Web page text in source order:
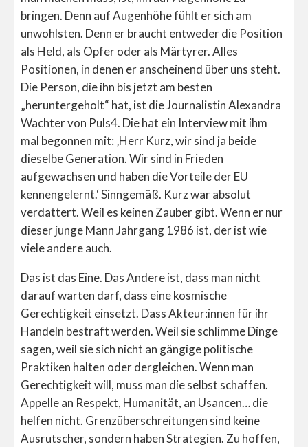
bringen. Denn auf Augenhöhe fühlt er sich am
unwohlsten. Denn er braucht entweder die Position
als Held, als Opfer oder als Märtyrer. Alles
Positionen, in denen er anscheinend über uns steht.
Die Person, die ihn bis jetzt am besten
„heruntergeholt“ hat, ist die Journalistin Alexandra
Wachter von Puls4. Die hat ein Interview mit ihm
mal begonnen mit: ‚Herr Kurz, wir sind ja beide
dieselbe Generation. Wir sind in Frieden
aufgewachsen und haben die Vorteile der EU
kennengelernt.‘ Sinngemäß. Kurz war absolut
verdattert. Weil es keinen Zauber gibt. Wenn er nur
dieser junge Mann Jahrgang 1986 ist, der ist wie
viele andere auch.
Das ist das Eine. Das Andere ist, dass man nicht
darauf warten darf, dass eine kosmische
Gerechtigkeit einsetzt. Dass Akteur:innen für ihr
Handeln bestraft werden. Weil sie schlimme Dinge
sagen, weil sie sich nicht an gängige politische
Praktiken halten oder dergleichen. Wenn man
Gerechtigkeit will, muss man die selbst schaffen.
Appelle an Respekt, Humanität, an Usancen… die
helfen nicht. Grenzüberschreitungen sind keine
Ausrutscher, sondern haben Strategien. Zu hoffen,